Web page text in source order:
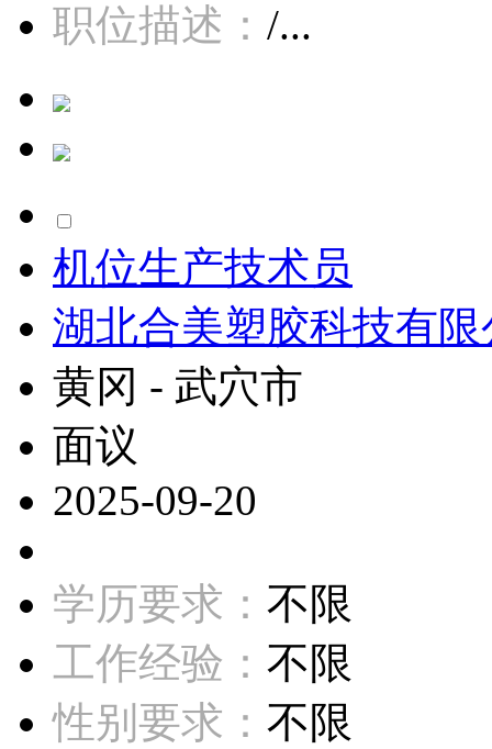
职位描述： /...
机位生产技术员
湖北合美塑胶科技有限
黄冈 - 武穴市
面议
2025-09-20
学历要求： 不限
工作经验： 不限
性别要求： 不限